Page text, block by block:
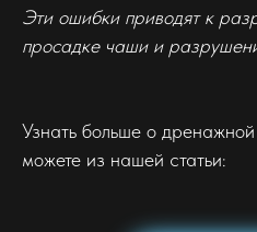
Эти ошибки приводят к
просадке чаши и
Узнать больше о
можете из нашей статьи: